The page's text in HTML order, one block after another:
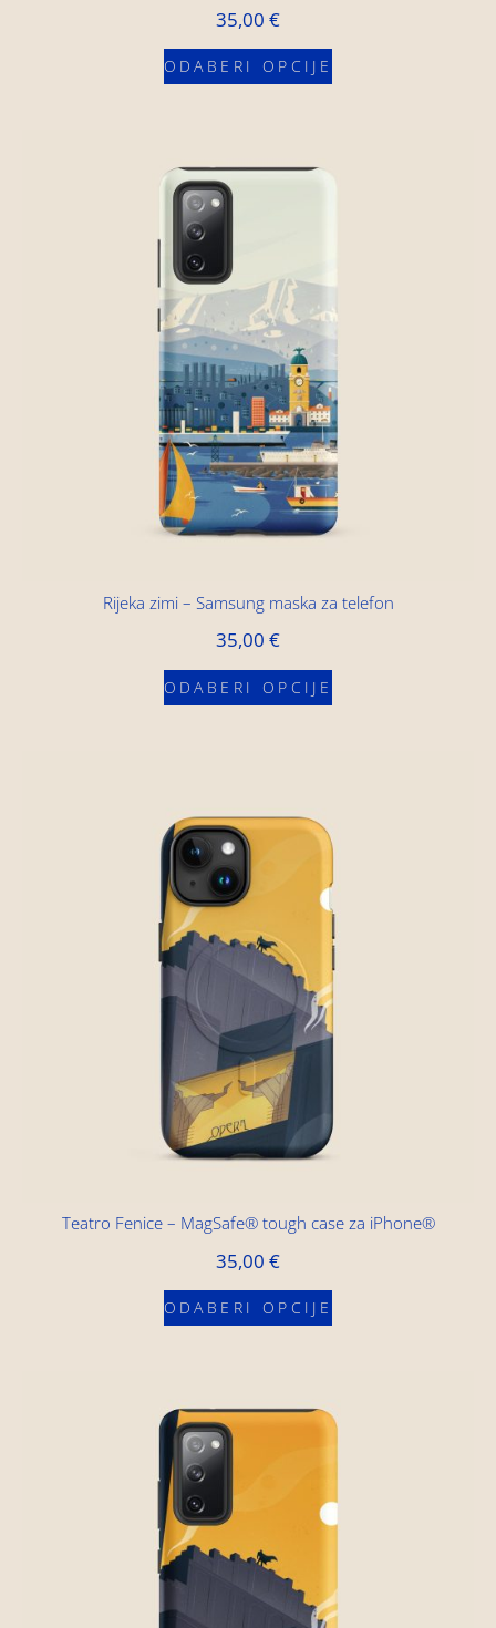
35,00 €
ODABERI OPCIJE
Rijeka zimi – Samsung maska za telefon
35,00 €
ODABERI OPCIJE
Teatro Fenice – MagSafe® tough case za iPhone®
35,00 €
ODABERI OPCIJE